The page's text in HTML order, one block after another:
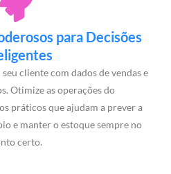
para Decisões
cliente com dados de vendas e
Otimize as operações do
práticos que ajudam a prever a
e manter o estoque sempre no
certo.